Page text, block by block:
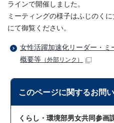
ラインで開催しました。
ミーティングの様子はふじのく
にて御覧ください。
女性活躍加速化リーダー・
概要等 （外部リンク）
このページに関するお問
くらし・環境部男女共同参画